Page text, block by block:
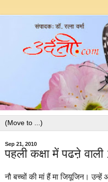
Sep 21, 2010
पहली कक्षा में पढऩे वाली
नौ बच्चों की मां हैं मा जियूजिन। उन्हें